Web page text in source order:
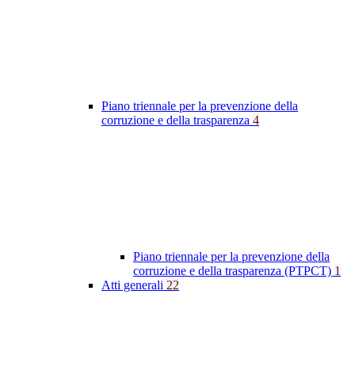
Piano triennale per la prevenzione della
corruzione e della trasparenza 4
Piano triennale per la prevenzione della
corruzione e della trasparenza (PTPCT) 1
Atti generali 22